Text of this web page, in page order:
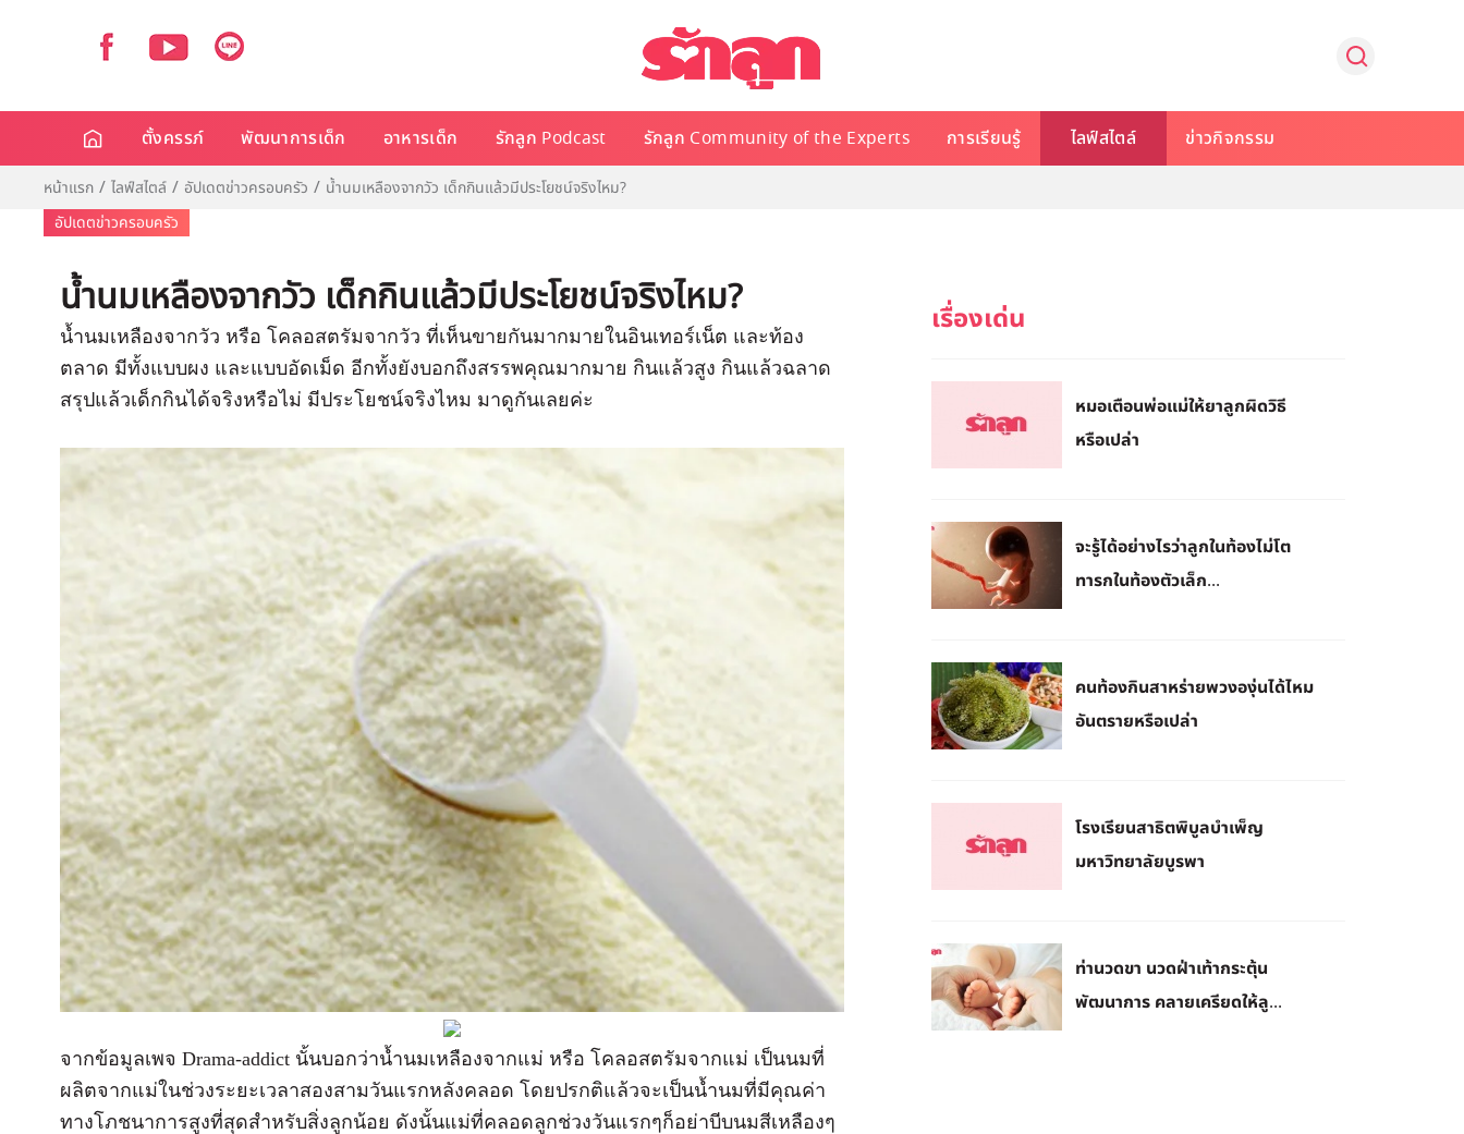
ตั้งครรภ์ พัฒนาการเด็ก อาหารเด็ก รักลูก Podcast รักลูก Community of the Experts การเรียนรู้ ไลฟ์สไตล์ ข่าวกิจกรรม
หน้าแรก ไลฟ์สไตล์ อัปเดตข่าวครอบครัว
น้ำนมเหลืองจากวัว เด็กกินแล้วมีประโยชน์จริงไหม?
อัปเดตข่าวครอบครัว
น้ำนมเหลืองจากวัว เด็กกินแล้วมีประโยชน์จริงไหม?
น้ำนมเหลืองจากวัว หรือ โคลอสตรัมจากวัว ที่เห็นขายกันมากมายในอินเทอร์เน็ต และท้อง
ตลาด มีทั้งแบบผง และแบบอัดเม็ด อีกทั้งยังบอกถึงสรรพคุณมากมาย กินแล้วสูง กินแล้วฉลาด
สรุปแล้วเด็กกินได้จริงหรือไม่ มีประโยชน์จริงไหม มาดูกันเลยค่ะ
จากข้อมูลเพจ Drama-addict นั้นบอกว่าน้ำนมเหลืองจากแม่ หรือ โคลอสตรัมจากแม่ เป็นนมที่
ผลิตจากแม่ในช่วงระยะเวลาสองสามวันแรกหลังคลอด โดยปรกติแล้วจะเป็นน้ำนมที่มีคุณค่า
ทางโภชนาการสูงที่สุดสำหรับสิ่งลูกน้อย ดังนั้นแม่ที่คลอดลูกช่วงวันแรกๆก็อย่าบีบนมสีเหลืองๆ
หมอเตือนพ่อแม่ให้ยาลูกผิดวิธี
หรือเปล่า
จะรู้ได้อย่างไรว่าลูกในท้องไม่โต
ทารกในท้องตัวเล็ก...
คนท้องกินสาหร่ายพวงองุ่นได้ไหม
อันตรายหรือเปล่า
โรงเรียนสาธิตพิบูลบำเพ็ญ
มหาวิทยาลัยบูรพา
ท่านวดขา นวดฝ่าเท้ากระตุ้น
พัฒนาการ คลายเครียดให้ลู...